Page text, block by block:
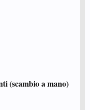
(scambio a mano)